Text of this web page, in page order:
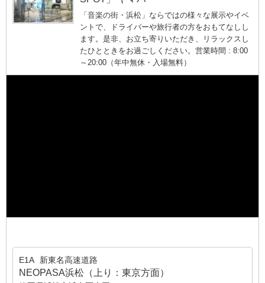
「音楽の街・浜松」ならではの様々な展示やイベ
ントで、ドライバーや旅行者の方をおもてなしし
ます。是非、お立ち寄りいただき、リラックスし
たひとときをお過ごしください。営業時間 : 8:00
～20:00（年中無休・入場無料）
E1A 新東名高速道路
NEOPASA浜松（上り：東京方面）